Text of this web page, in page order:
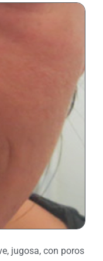
jugosa, con poros